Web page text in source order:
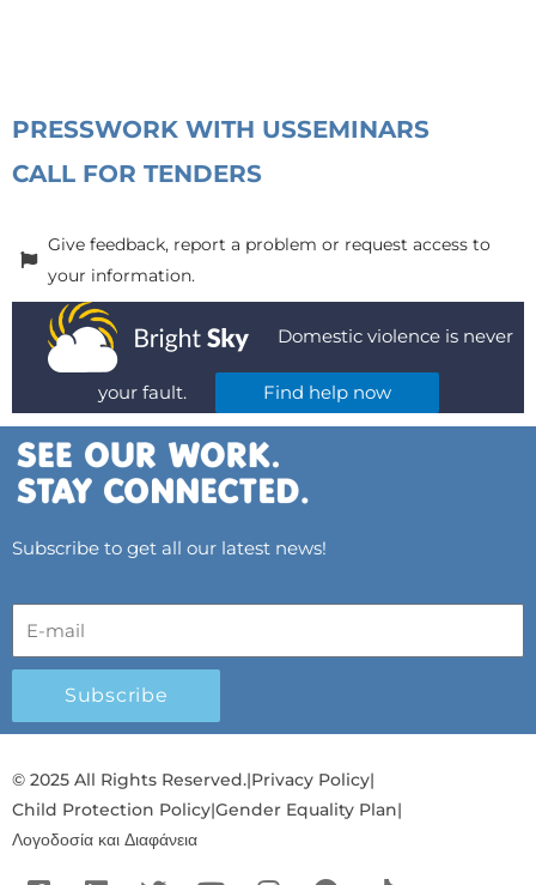
PRESSWORK WITH USSEMINARS
CALL FOR TENDERS
Give feedback, report a problem or request access to
your information.
Domestic violence is never
your fault. Find help now
Subscribe to get all our latest news!
Subscribe
© 2025 All Rights Reserved.|Privacy Policy|
Child Protection Policy|Gender Equality Plan|
Λογοδοσία και Διαφάνεια